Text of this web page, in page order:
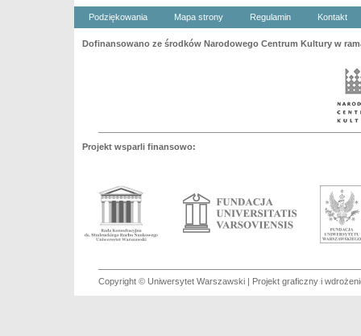
Podziękowania Mapa strony Regulamin Kontakt
Dofinansowano ze środków Narodowego Centrum Kultury w
Projekt wsparli finansowo:
Copyright © Uniwersytet Warszawski | Projekt graficzny i